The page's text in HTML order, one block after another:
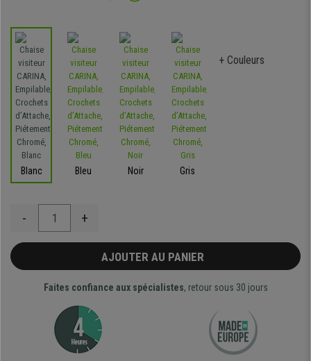
Blanc Bleu Noir Gris
+ Couleurs
- +
AJOUTER AU PANIER
Faites confiance aux spécialistes, retour sous 30 jours